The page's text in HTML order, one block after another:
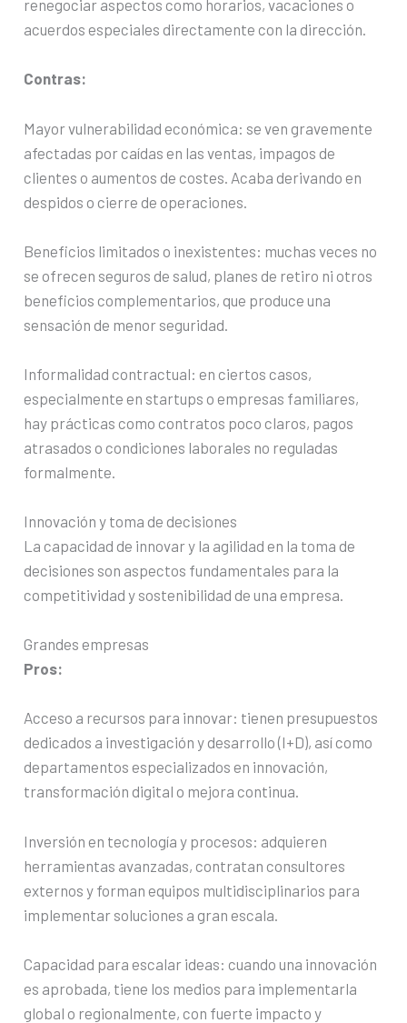
renegociar aspectos como horarios, vacaciones o
acuerdos especiales directamente con la dirección.
Contras:
Mayor vulnerabilidad económica: se ven gravemente
afectadas por caídas en las ventas, impagos de
clientes o aumentos de costes. Acaba derivando en
despidos o cierre de operaciones.
Beneficios limitados o inexistentes: muchas veces no
se ofrecen seguros de salud, planes de retiro ni otros
beneficios complementarios, que produce una
sensación de menor seguridad.
Informalidad contractual: en ciertos casos,
especialmente en startups o empresas familiares,
hay prácticas como contratos poco claros, pagos
atrasados o condiciones laborales no reguladas
formalmente.
Innovación y toma de decisiones
La capacidad de innovar y la agilidad en la toma de
decisiones son aspectos fundamentales para la
competitividad y sostenibilidad de una empresa.
Grandes empresas
Pros:
Acceso a recursos para innovar: tienen presupuestos
dedicados a investigación y desarrollo (I+D), así como
departamentos especializados en innovación,
transformación digital o mejora continua.
Inversión en tecnología y procesos: adquieren
herramientas avanzadas, contratan consultores
externos y forman equipos multidisciplinarios para
implementar soluciones a gran escala.
Capacidad para escalar ideas: cuando una innovación
es aprobada, tiene los medios para implementarla
global o regionalmente, con fuerte impacto y